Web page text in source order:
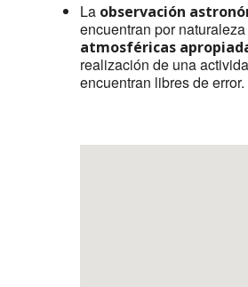
La observación
encuentran por
atmosféricas
realización de una
encuentran libres de